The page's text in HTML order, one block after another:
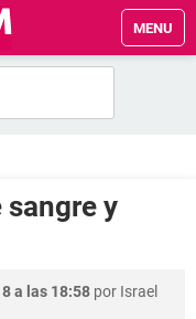
MENU
sangre y
a las 18:58 por Israel